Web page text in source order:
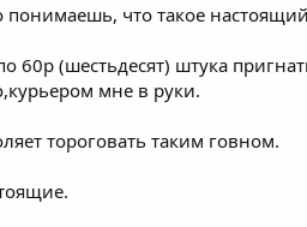
что такое
60р (шестьдесят) штука
мне в руки.
тороговать таким говном.